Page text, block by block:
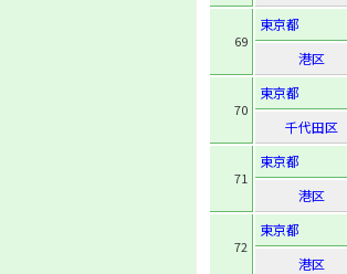
69
東京都
港区
70
東京都
千代田区
71
東京都
港区
72
東京都
港区